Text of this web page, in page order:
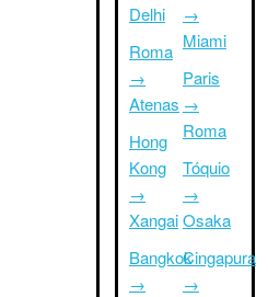
Delhi
Roma
→
Atenas
Hong
Kong
→
Xangai
Bangkok
→
→
Miami
Paris
→
Roma
Tóquio
→
Osaka
Cingapura
→